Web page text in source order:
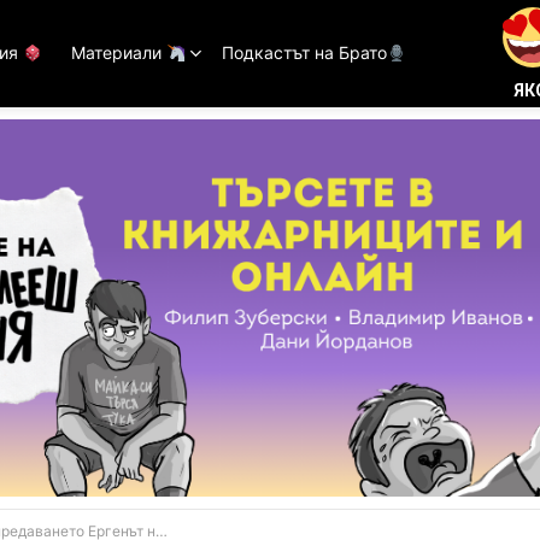
Материали Подкастът на Брато
не е пострадал нито един крокодил